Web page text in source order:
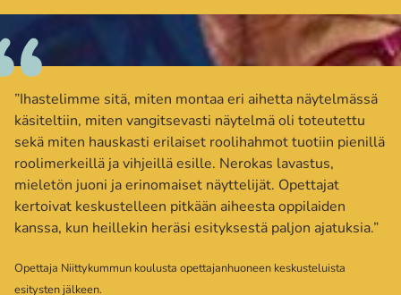
”Ihastelimme sitä, miten montaa eri aihetta näytelmässä
käsiteltiin, miten vangitsevasti näytelmä oli toteutettu
sekä miten hauskasti erilaiset roolihahmot tuotiin pienillä
roolimerkeillä ja vihjeillä esille. Nerokas lavastus,
mieletön juoni ja erinomaiset näyttelijät. Opettajat
kertoivat keskustelleen pitkään aiheesta oppilaiden
kanssa, kun heillekin heräsi esityksestä paljon ajatuksia.”
Opettaja Niittykummun koulusta opettajanhuoneen keskusteluista
esitysten jälkeen.